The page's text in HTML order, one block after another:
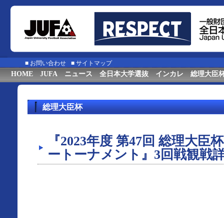
■ お問い合わせ ■ サイトマップ
HOME JUFA ニュース 全日本大学選抜 インカレ 総理大臣
総理大臣杯
『2023年度 第47回 総理大臣
ートーナメント』3回戦観戦